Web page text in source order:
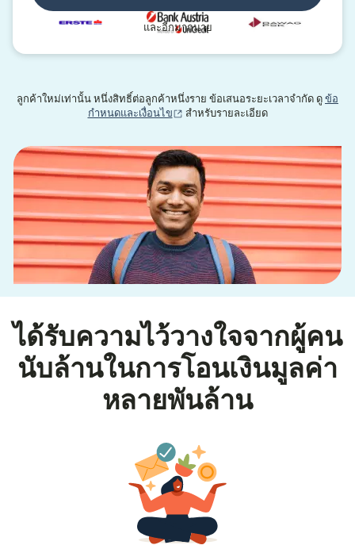
และอีกมากมาย
ลูกค้าใหม่เท่านั้น หนึ่งสิทธิ์ต่อลูกค้าหนึ่งราย ข้อเสนอระยะเวลาจำกัด ดู ข้อ
กำหนดและเงื่อนไข
(เปิดในหน้าต่างใหม่)
สำหรับรายละเอียด
ได้รับความไว้วางใจจากผู้คน
นับล้านในการโอนเงินมูลค่า
หลายพันล้าน